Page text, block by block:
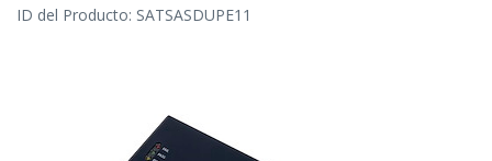
ID del Producto: SATSASDUPE11